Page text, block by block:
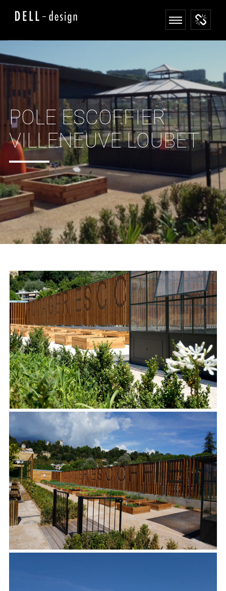
POLE ESCOFFIER
VILLENEUVE LOUBET